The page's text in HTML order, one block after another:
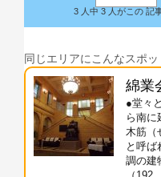
3 人中 3 人がこの 記
同じエリアにこんなスポッ
綿業
●堂々
ら南に
木筋（
と呼ば
調の